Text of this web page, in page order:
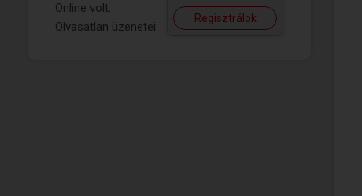
Online volt:
Olvasatlan üzenetei:
Regisztrálok